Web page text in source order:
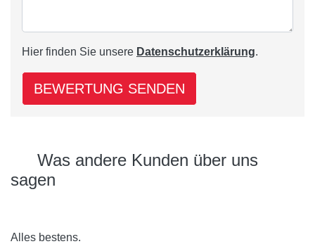
Hier finden Sie unsere Datenschutzerklärung.
BEWERTUNG SENDEN
Was andere Kunden über uns
sagen
Alles bestens.